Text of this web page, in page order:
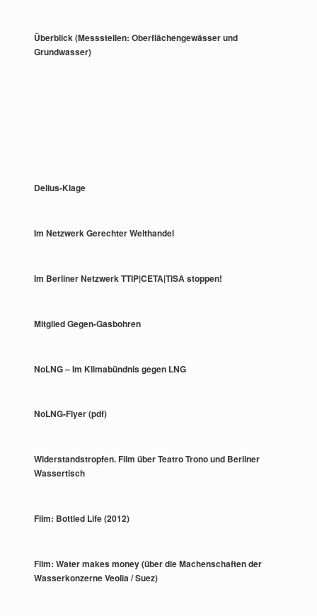
Überblick (Messstellen: Oberflächengewässer und
Grundwasser)
Delius-Klage
Im Netzwerk Gerechter Welthandel
Im Berliner Netzwerk TTIP|CETA|TiSA stoppen!
Mitglied Gegen-Gasbohren
NoLNG – Im Klimabündnis gegen LNG
NoLNG-Flyer (pdf)
Widerstandstropfen. Film über Teatro Trono und Berliner
Wassertisch
Film: Bottled Life (2012)
Film: Water makes money (über die Machenschaften der
Wasserkonzerne Veolia / Suez)